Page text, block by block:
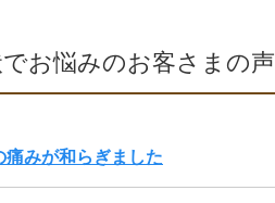
でお悩みのお客さまの声
みが和らぎました